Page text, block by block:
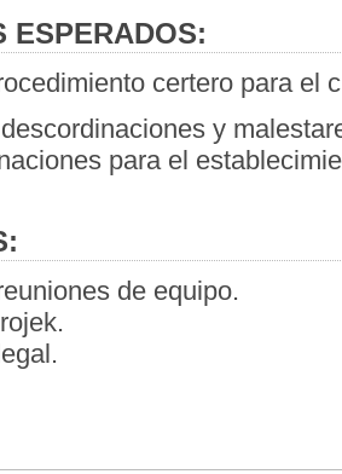
ESPERADOS:
certero para el
y
para el
de equipo.